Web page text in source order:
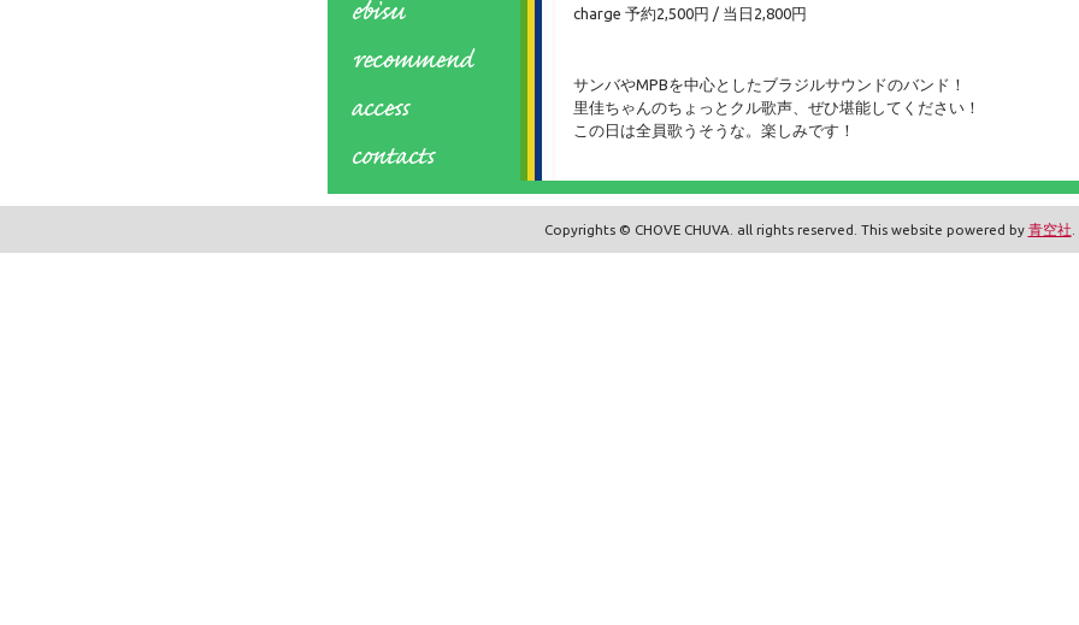
charge 予約2,500円 / 当日2,800円
サンバやMPBを中心としたブラジルサウンドのバンド！
里佳ちゃんのちょっとクル歌声、ぜひ堪能してください！
この日は全員歌うそうな。楽しみです！
Copyrights © CHOVE CHUVA. all rights reserved. This website powered by 青空社